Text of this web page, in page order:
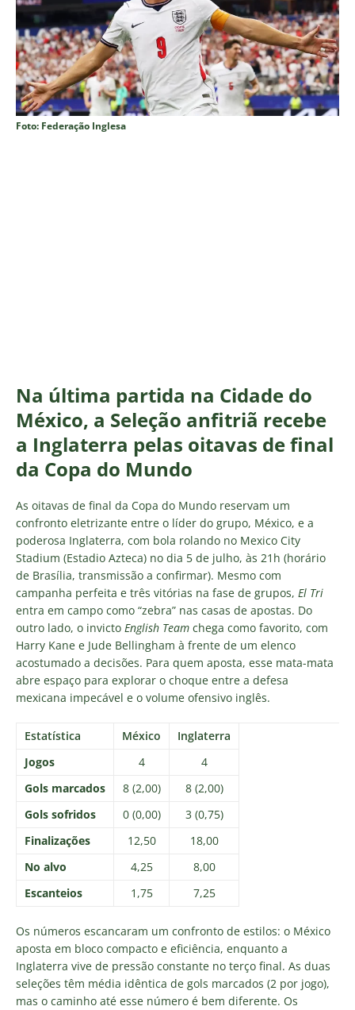
Foto: Federação Inglesa
Na última partida na Cidade do
México, a Seleção anfitriã recebe
a Inglaterra pelas oitavas de final
da Copa do Mundo
As oitavas de final da Copa do Mundo reservam um
confronto eletrizante entre o líder do grupo, México, e a
poderosa Inglaterra, com bola rolando no Mexico City
Stadium (Estadio Azteca) no dia 5 de julho, às 21h (horário
de Brasília, transmissão a confirmar). Mesmo com
campanha perfeita e três vitórias na fase de grupos, El Tri
entra em campo como “zebra” nas casas de apostas. Do
outro lado, o invicto English Team chega como favorito, com
Harry Kane e Jude Bellingham à frente de um elenco
acostumado a decisões. Para quem aposta, esse mata-mata
abre espaço para explorar o choque entre a defesa
mexicana impecável e o volume ofensivo inglês.
Estatística México
Inglaterra
Jogos
4
4
Gols marcados
8 (2,00)
8 (2,00)
Gols sofridos
0 (0,00)
3 (0,75)
Finalizações
12,50
18,00
No alvo
4,25
8,00
Escanteios
1,75 7,25
Os números escancaram um confronto de estilos: o México
aposta em bloco compacto e eficiência, enquanto a
Inglaterra vive de pressão constante no terço final. As duas
seleções têm média idêntica de gols marcados (2 por jogo),
mas o caminho até esse número é bem diferente. Os